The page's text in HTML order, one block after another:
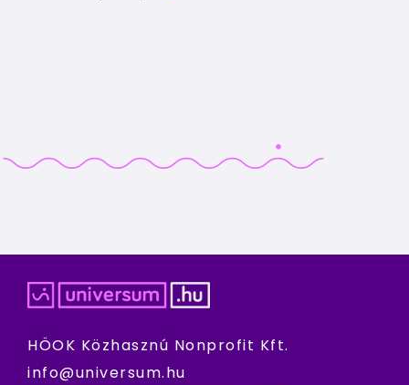
HÖOK Közhasznú Nonprofit Kft.
info@universum.hu